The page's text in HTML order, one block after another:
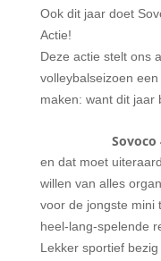
Ook dit jaar doet
Actie!
Deze actie stelt ons
volleybalseizoen
maken: want dit jaar
Sovoco 40
en dat moet
willen van alles
voor de jongste mini
heel-lang-spelende
Lekker sportief